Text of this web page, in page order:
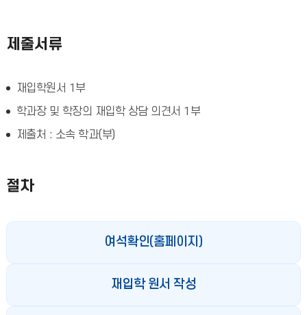
제출서류
재입학원서 1부
학과장 및 학장의 재입학 상담 의견서 1부
제출처 : 소속 학과(부)
절차
여석확인(홈페이지)
재입학 원서 작성